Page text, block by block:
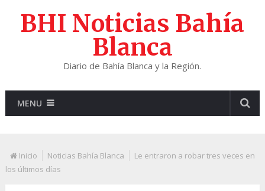
BHI Noticias Bahía
Blanca
Diario de Bahía Blanca y la Región.
MENU
Inicio Noticias Bahía Blanca
Le entraron a robar tres veces en
los últimos días